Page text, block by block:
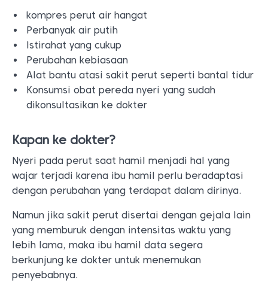
kompres perut air hangat
Perbanyak air putih
Istirahat yang cukup
Perubahan kebiasaan
Alat bantu atasi sakit perut seperti bantal tidur
Konsumsi obat pereda nyeri yang sudah
dikonsultasikan ke dokter
Kapan ke dokter?
Nyeri pada perut saat hamil menjadi hal yang
wajar terjadi karena ibu hamil perlu beradaptasi
dengan perubahan yang terdapat dalam dirinya.
Namun jika sakit perut disertai dengan gejala lain
yang memburuk dengan intensitas waktu yang
lebih lama, maka ibu hamil data segera
berkunjung ke dokter untuk menemukan
penyebabnya.